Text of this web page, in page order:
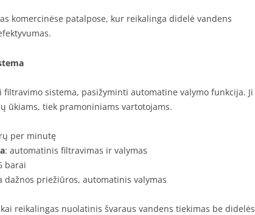
komercinėse patalpose, kur reikalinga didelė vandens
filtravimo sistema, pasižyminti automatine valymo funkcija. Ji
ūkiams, tiek pramoniniams vartotojams.
per minutę
: automatinis filtravimas ir valymas
barai
dažnos priežiūros, automatinis valymas
reikalingas nuolatinis švaraus vandens tiekimas be didelės